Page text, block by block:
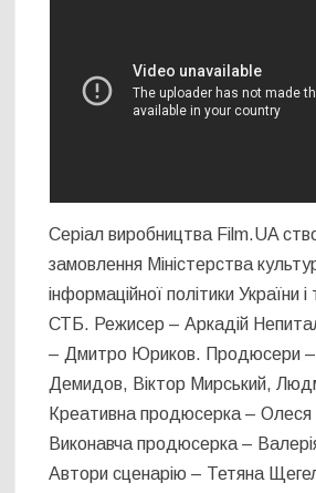
Серіал виробництва Film.UA
замовлення Міністерства
інформаційної політики України
СТБ. Режисер – Аркадій
– Дмитро Юриков. Продюсери –
Демидов, Віктор Мирський,
Креативна продюсерка – Олеся
Виконавча продюсерка –
Автори сценарію – Тетяна